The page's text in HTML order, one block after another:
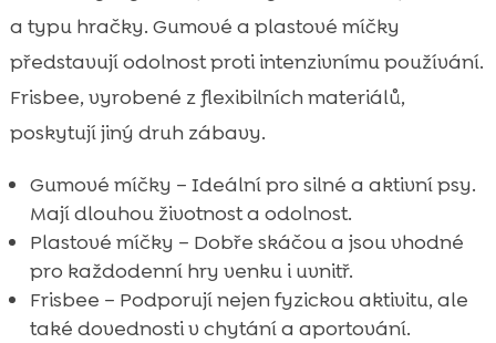
a typu hračky. Gumové a plastové míčky
představují odolnost proti intenzivnímu používání.
Frisbee, vyrobené z flexibilních materiálů,
poskytují jiný druh zábavy.
Gumové míčky – Ideální pro silné a aktivní psy.
Mají dlouhou životnost a odolnost.
Plastové míčky – Dobře skáčou a jsou vhodné
pro každodenní hry venku i uvnitř.
Frisbee – Podporují nejen fyzickou aktivitu, ale
také dovednosti v chytání a aportování.